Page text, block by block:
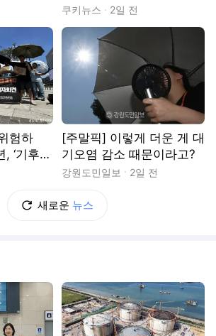
이렇게
장근로자 보호 강화
쿠키뉴스 2일 전
험하
‘기후
보장 촉
[주말픽] 이렇게 더운 게 대
기오염 감소 때문이라고?
강원도민일보 2일 전
새로운 뉴스